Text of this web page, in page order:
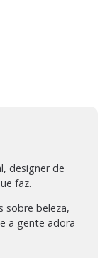
designer de
faz.
sobre beleza,
a gente adora